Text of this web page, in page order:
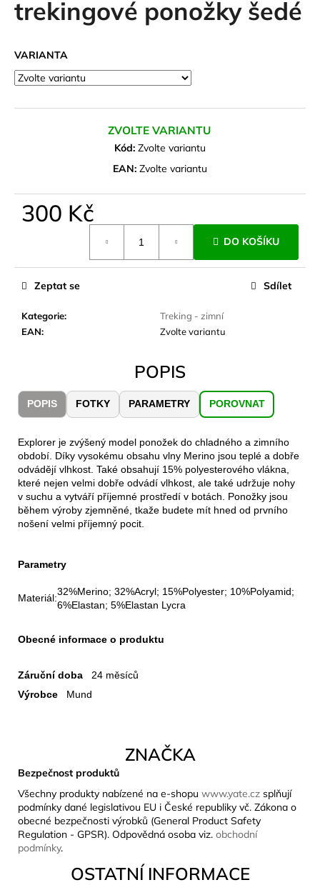
trekingové ponožky šedé
VARIANTA
ZVOLTE VARIANTU
Kód: Zvolte variantu
EAN: Zvolte variantu
300 Kč
DO KOŠÍKU
Kategorie:
Treking - zimní
EAN: Zvolte variantu
Zeptat se Sdílet
POPIS
POPIS FOTKY PARAMETRY POROVNAT
Explorer je zvýšený model ponožek do chladného a zimního
období. Díky vysokému obsahu vlny Merino jsou teplé a dobře
odvádějí vlhkost. Také obsahují 15% polyesterového vlákna,
které nejen velmi dobře odvádí vlhkost, ale také udržuje nohy
v suchu a vytváří příjemné prostředí v botách. Ponožky jsou
během výroby zjemněné, tkaže budete mít hned od prvního
nošení velmi příjemný pocit.
Parametry
Materiál:
32%Merino; 32%Acryl; 15%Polyester; 10%Polyamid;
6%Elastan; 5%Elastan Lycra
Obecné informace o produktu
Záruční doba
24 měsíců
Výrobce
Mund
ZNAČKA
Bezpečnost produktů
Všechny produkty nabízené na e-shopu www.yate.cz splňují
podmínky dané legislativou EU i České republiky vč. Zákona o
obecné bezpečnosti výrobků (General Product Safety
Regulation - GPSR). Odpovědná osoba viz. obchodní
podmínky.
OSTATNÍ INFORMACE
a
í
t
?
HLEDAT
u
e
LAKEN
LÁHEV
HLINÍK
FUTURA
1500
ML
MODRÁ